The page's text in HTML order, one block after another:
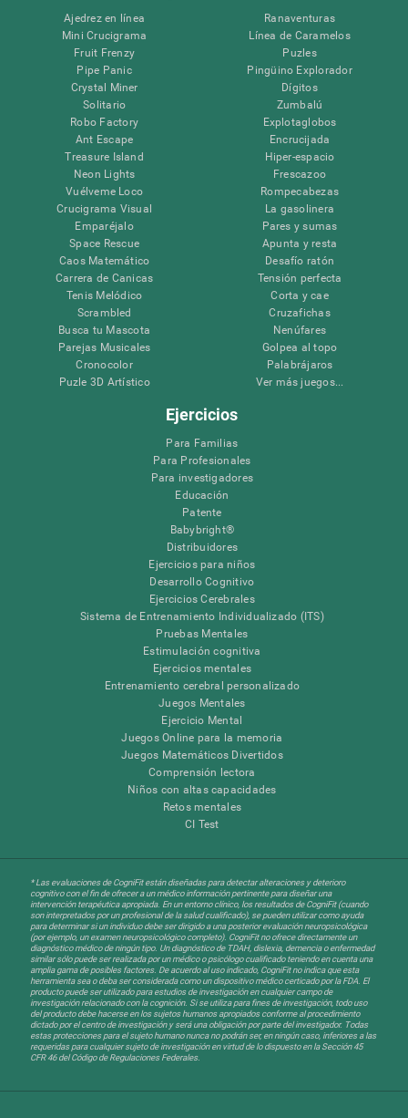
Ajedrez en línea
Mini Crucigrama
Fruit Frenzy
Pipe Panic
Crystal Miner
Solitario
Robo Factory
Ant Escape
Treasure Island
Neon Lights
Vuélveme Loco
Crucigrama Visual
Emparéjalo
Space Rescue
Caos Matemático
Carrera de Canicas
Tenis Melódico
Scrambled
Busca tu Mascota
Parejas Musicales
Cronocolor
Puzle 3D Artístico
Ranaventuras
Línea de Caramelos
Puzles
Pingüino Explorador
Dígitos
Zumbalú
Explotaglobos
Encrucijada
Hiper-espacio
Frescazoo
Rompecabezas
La gasolinera
Pares y sumas
Apunta y resta
Desafío ratón
Tensión perfecta
Corta y cae
Cruzafichas
Nenúfares
Golpea al topo
Palabrájaros
Ver más juegos...
Ejercicios
Para Familias
Para Profesionales
Para investigadores
Educación
Patente
Babybright®
Distribuidores
Ejercicios para niños
Desarrollo Cognitivo
Ejercicios Cerebrales
Sistema de Entrenamiento Individualizado (ITS)
Pruebas Mentales
Estimulación cognitiva
Ejercicios mentales
Entrenamiento cerebral personalizado
Juegos Mentales
Ejercicio Mental
Juegos Online para la memoria
Juegos Matemáticos Divertidos
Comprensión lectora
Niños con altas capacidades
Retos mentales
CI Test
* Las evaluaciones de CogniFit están diseñadas para detectar alteraciones y deterioro
cognitivo con el fin de ofrecer a un médico información pertinente para diseñar una
intervención terapéutica apropiada. En un entorno clínico, los resultados de CogniFit (cuando
son interpretados por un profesional de la salud cualificado), se pueden utilizar como ayuda
para determinar si un individuo debe ser dirigido a una posterior evaluación neuropsicológica
(por ejemplo, un examen neuropsicológico completo). CogniFit no ofrece directamente un
diagnóstico médico de ningún tipo. Un diagnóstico de TDAH, dislexia, demencia o enfermedad
similar sólo puede ser realizada por un médico o psicólogo cualificado teniendo en cuenta una
amplia gama de posibles factores. De acuerdo al uso indicado, CogniFit no indica que esta
herramienta sea o deba ser considerada como un dispositivo médico certicado por la FDA. El
producto puede ser utilizado para estudios de investigación en cualquier campo de
investigación relacionado con la cognición. Si se utiliza para fines de investigación, todo uso
del producto debe hacerse en los sujetos humanos apropiados conforme al procedimiento
dictado por el centro de investigación y será una obligación por parte del investigador. Todas
estas protecciones para el sujeto humano nunca no podrán ser, en ningún caso, inferiores a las
requeridas para cualquier sujeto de investigación en virtud de lo dispuesto en la Sección 45
CFR 46 del Código de Regulaciones Federales.